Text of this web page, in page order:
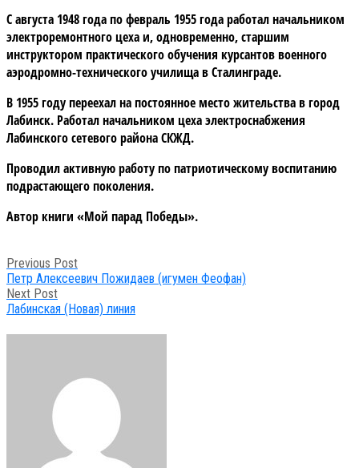
С августа 1948 года по февраль 1955 года работал начальником
электроремонтного цеха и, одновременно, старшим
инструктором практического обучения курсантов военного
аэродромно-технического училища в Сталинграде.
В 1955 году переехал на постоянное место жительства в город
Лабинск. Работал начальником цеха электроснабжения
Лабинского сетевого района СКЖД.
Проводил активную работу по патриотическому воспитанию
подрастающего поколения.
Автор книги «Мой парад Победы».
navigation
Previous Post
Петр Алексеевич Пожидаев (игумен Феофан)
Next Post
Лабинская (Новая) линия